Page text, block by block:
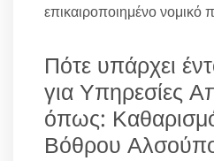
επικαιροποιημένο νομικό
Πότε υπάρχει
για Υπηρεσίες
όπως:
Βόθρου